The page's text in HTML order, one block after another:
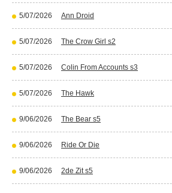
5/07/2026 Ann Droid
5/07/2026 The Crow Girl s2
5/07/2026 Colin From Accounts s3
5/07/2026 The Hawk
9/06/2026 The Bear s5
9/06/2026 Ride Or Die
9/06/2026 2de Zit s5